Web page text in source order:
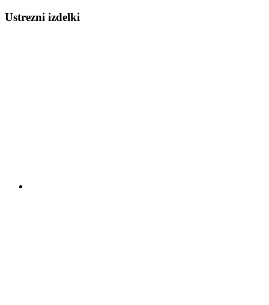
Ustrezni izdelki